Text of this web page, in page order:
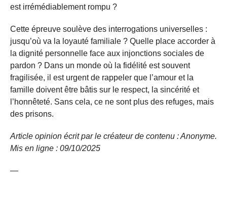
est irrémédiablement rompu ?
Cette épreuve soulève des interrogations universelles :
jusqu’où va la loyauté familiale ? Quelle place accorder à
la dignité personnelle face aux injonctions sociales de
pardon ? Dans un monde où la fidélité est souvent
fragilisée, il est urgent de rappeler que l’amour et la
famille doivent être bâtis sur le respect, la sincérité et
l’honnêteté. Sans cela, ce ne sont plus des refuges, mais
des prisons.
Article opinion écrit par le créateur de contenu : Anonyme.
Mis en ligne : 09/10/2025
—